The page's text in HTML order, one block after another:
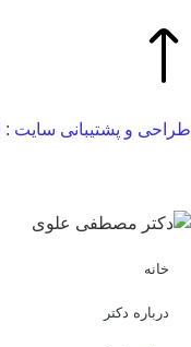
و پشتیبانی سایت :
خانه
درباره دکتر